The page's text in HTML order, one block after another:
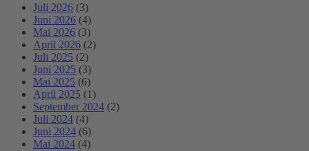
Juli 2026 (3)
Juni 2026 (4)
Mai 2026 (3)
April 2026 (2)
Juli 2025 (2)
Juni 2025 (3)
Mai 2025 (6)
April 2025 (1)
September 2024 (2)
Juli 2024 (4)
Juni 2024 (6)
Mai 2024 (4)